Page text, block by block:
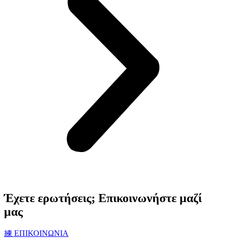
Έχετε ερωτήσεις; Επικοινωνήστε μαζί
μας
ΕΠΙΚΟΙΝΩΝΙΑ